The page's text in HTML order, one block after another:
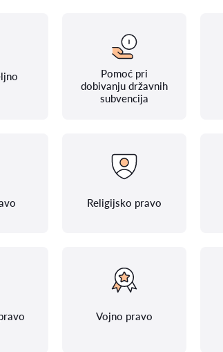
Pomoć pri
dobivanju državnih
subvencija
Religijsko pravo
Vojno pravo